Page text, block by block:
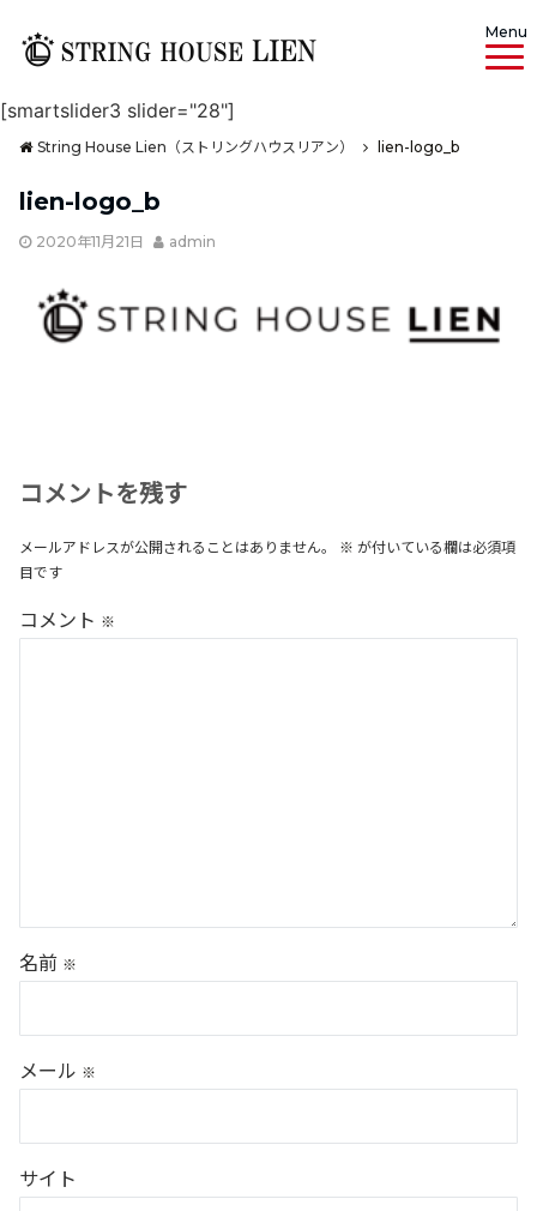
Menu
[smartslider3 slider="28"]
String House Lien（ストリングハウスリアン） lien-logo_b
lien-logo_b
2020年11月21日 admin
コメントを残す
メールアドレスが公開されることはありません。 ※ が付いている欄は必須項
目です
コメント ※
名前 ※
メール ※
サイト